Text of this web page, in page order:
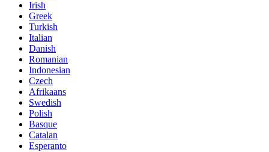
Irish
Greek
Turkish
Italian
Danish
Romanian
Indonesian
Czech
Afrikaans
Swedish
Polish
Basque
Catalan
Esperanto